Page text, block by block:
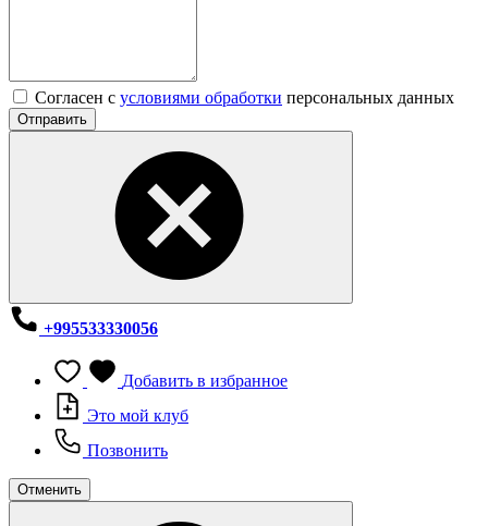
Согласен с условиями обработки персональных данных
Отправить
+995533330056
Добавить в избранное
Это мой клуб
Позвонить
Отменить